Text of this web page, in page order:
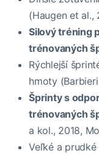
(Haugen et al.,
Silový tréning
trénovaných
Rýchlejší
hmoty
Šprinty s
trénovaných
a kol., 2018,
Veľké a